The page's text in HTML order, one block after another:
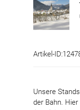
Artikel-
Unsere
der Bahn.